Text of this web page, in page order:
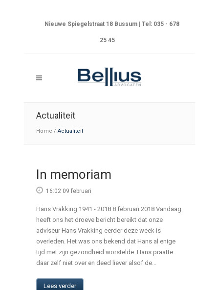
Nieuwe Spiegelstraat 18 Bussum | Tel: 035 - 678
25 45
Actualiteit
Home / Actualiteit
In memoriam
16:02 09 februari
Hans Vrakking 1941 - 2018 8 februari 2018 Vandaag
heeft ons het droeve bericht bereikt dat onze
adviseur Hans Vrakking eerder deze week is
overleden. Het was ons bekend dat Hans al enige
tijd met zijn gezondheid worstelde. Hans praatte
daar zelf niet over en deed liever alsof de...
Lees verder